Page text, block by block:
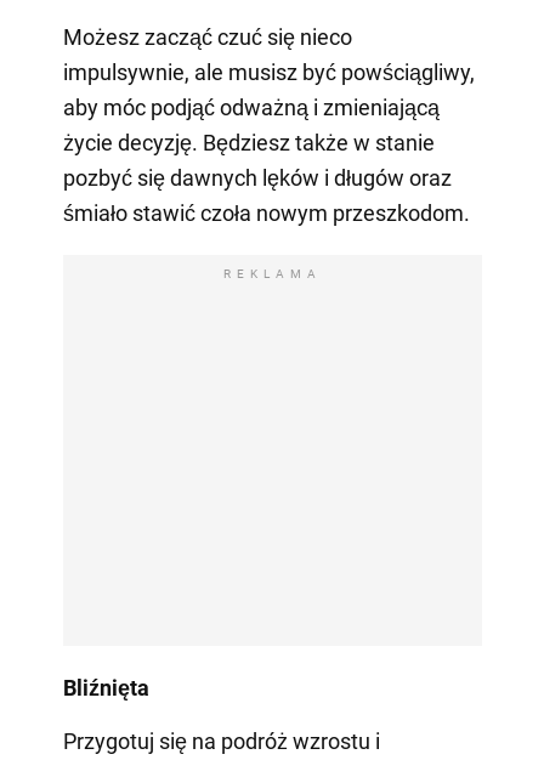
Możesz zacząć czuć się nieco
impulsywnie, ale musisz być powściągliwy,
aby móc podjąć odważną i zmieniającą
życie decyzję. Będziesz także w stanie
pozbyć się dawnych lęków i długów oraz
śmiało stawić czoła nowym przeszkodom.
REKLAMA
Bliźnięta
Przygotuj się na podróż wzrostu i